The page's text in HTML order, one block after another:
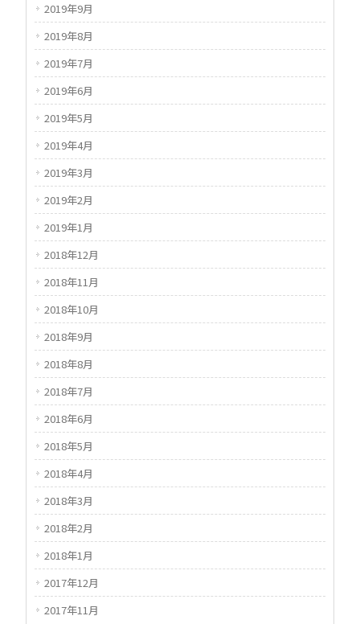
2019年9月
2019年8月
2019年7月
2019年6月
2019年5月
2019年4月
2019年3月
2019年2月
2019年1月
2018年12月
2018年11月
2018年10月
2018年9月
2018年8月
2018年7月
2018年6月
2018年5月
2018年4月
2018年3月
2018年2月
2018年1月
2017年12月
2017年11月